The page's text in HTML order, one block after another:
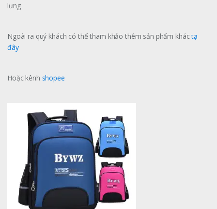
lưng
Ngoài ra quý khách có thể tham khảo thêm sản phẩm kháctạ
đây
Hoặc kênh shopee